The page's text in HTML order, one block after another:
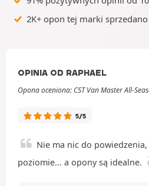
2K+ opon tej marki
OPINIA OD RAPHAEL
Opona oceniona: CST Van Master All-
5/5
Nie ma nic do
poziomie... a opony są idealne.